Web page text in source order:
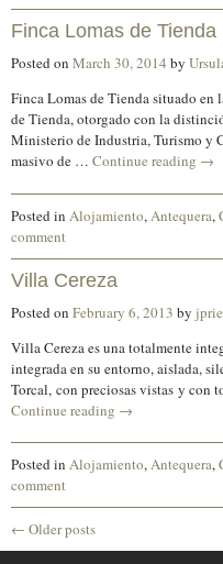
Finca Lomas de Tienda
Posted on March 30, 2014 by
Finca Lomas de Tienda situado en
de Tienda, otorgado con la
Ministerio de Industria, Turismo y
masivo de … Continue reading →
Posted in Alojamiento, Antequera,
comment
Villa Cereza
Posted on February 6, 2013 by
Villa Cereza es una totalmente
integrada en su entorno, aislada,
Torcal, con preciosas vistas y con
Continue reading →
Posted in Alojamiento,Antequera,
comment
← Older posts